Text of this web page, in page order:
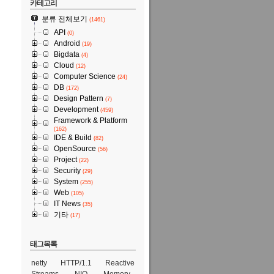
카테고리
분류 전체보기
(1461)
API (0)
Android (19)
Bigdata (4)
Cloud (12)
Computer Science (24)
DB (172)
Design Pattern (7)
Development(459)
Framework & Platform
(162)
IDE & Build (82)
OpenSource (56)
Project(22)
Security (29)
System (255)
Web (105)
IT News (35)
기타 (17)
태그목록
netty HTTP/1.1
Reactive